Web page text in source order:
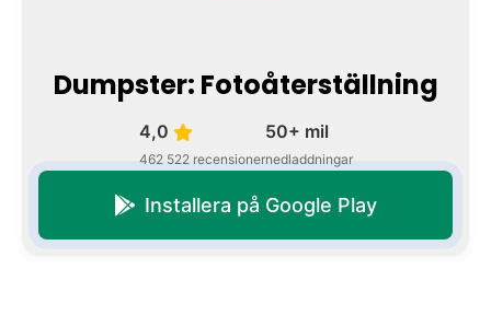
Dumpster: Fotoåterställning
4,0
462 522 recensioner
50+ mil
nedladdningar
Installera på Google Play